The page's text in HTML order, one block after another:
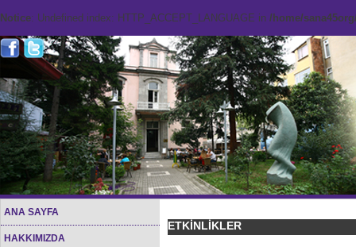
Notice: Undefined index: HTTP_ACCEPT_LANGUAGE in /home/
ANA SAYFA
HAKKIMIZDA
ETKİNLİKLER